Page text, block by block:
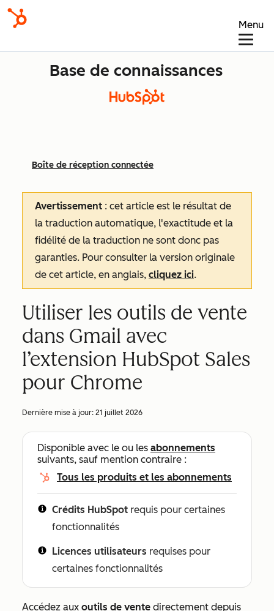
Menu
Base de connaissances
Boîte de réception connectée
Avertissement : cet article est le résultat de
la traduction automatique, l'exactitude et la
fidélité de la traduction ne sont donc pas
garanties. Pour consulter la version originale
de cet article, en anglais, cliquez ici.
Utiliser les outils de vente
dans Gmail avec
l’extension HubSpot Sales
pour Chrome
Dernière mise à jour: 21 juillet 2026
Disponible avec le ou les abonnements
suivants, sauf mention contraire :
Tous les produits et les abonnements
Crédits HubSpot requis pour certaines
fonctionnalités
Licences utilisateurs requises pour
certaines fonctionnalités
Accédez aux outils de vente directement depuis